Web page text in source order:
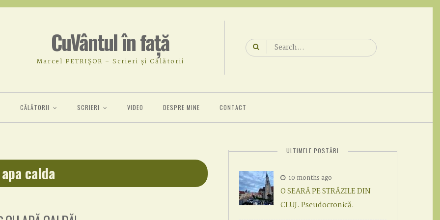
CuVântul în față
Marcel PETRIȘOR – Scrieri și Călătorii
Search
for:
CĂLĂTORII SCRIERI VIDEO DESPRE MINE CONTACT
apa calda
ULTIMELE POSTĂRI
10 months ago
O SEARĂ PE STRĂZILE DIN
CLUJ. Pseudocronică.